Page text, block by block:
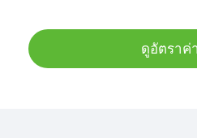
ดูอัตราค่